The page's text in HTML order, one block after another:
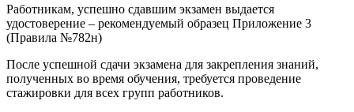
Работникам, успешно сдавшим экзамен выдается
удостоверение – рекомендуемый образец Приложение 3
(Правила №782н)
После успешной сдачи экзамена для закрепления знаний,
полученных во время обучения, требуется проведение
стажировки для всех групп работников.